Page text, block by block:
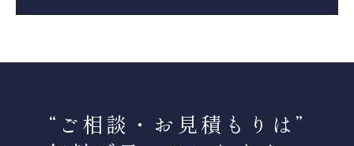
“ご相談・お見積もりは ”